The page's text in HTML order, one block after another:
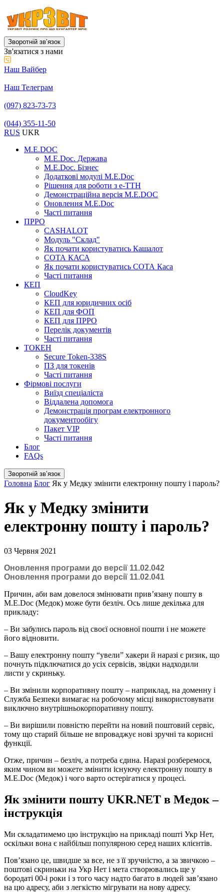
Зворотній звʼязок
Зв'язатися з нами
Наш Вайбер
Наш Телеграм
(097) 823-73-73
(044) 355-11-50
RUS UKR
M.E.DOC
M.E.Doc. Держава
M.E.Doc. Бізнес
Додаткові модулі M.E.Doc
Рішення для роботи з е-ТТН
Демонстраційна версія M.E.DOC
Оновлення M.E.Doc
Часті питання
ПРРО
CASHALOT
Модуль "Склад"
Як почати користуватись Кашалот
СОТА КАСА
Як почати користуватись СОТА Каса
Часті питання
КЕП
CloudKey
КЕП для юридичних осіб
КЕП для ФОП
КЕП для ПРРО
Перелік документів
Часті питання
ТОКЕН
Secure Token-338S
ПЗ для токенів
Часті питання
Фірмові послуги
Виїзд спеціаліста
Віддалена допомога
Демонстрація програм електронного
документообігу
Пакет VIP
Часті питання
Блог
FAQs
Зворотній звʼязок
Головна Блог Як у Медку змінити електронну пошту і пароль?
Як у Медку змінити
електронну пошту і пароль?
03 Червня 2021
Оновлення програми до версії 11.02.042
Оновлення програми до версії 11.02.041
Причин, аби вам довелося змінювати прив’язану пошту в
M.E.Doc (Медок) може бути безліч. Ось лише декілька для
прикладу:
– Ви забулись пароль від своєї основної пошти і не можете
його відновити.
– Вашу електронну пошту “увели” хакери й наразі є ризик, що
почнуть підключатися до усіх сервісів, звідки надходили
листи у скриньку.
– Ви змінили корпоративну пошту – наприклад, на доменну і
Служба Безпеки вимагає на робочому місці використовувати
виключно внутрішньокорпоративну пошту.
– Ви вирішили повністю перейти на новий поштовий сервіс,
тому що старий більше не впроваджує нові зручні та корисні
функції.
Отже, причин – безліч, а потреба єдина. Наразі розберемося,
яким чином ви можете змінити існуючу електронну пошту в
M.E.Doc (Медок) і чого варто остерігатися у процесі.
Як змінити пошту UKR.NET в Медок –
інструкція
Ми складатимемо цю інструкцію на прикладі пошті Укр Нет,
оскільки вона є найбільш популярною серед наших клієнтів.
Пов’язано це, швидше за все, не з її зручністю, а за звичкою –
поштові скриньки на Укр Нет і мета створювались ще у
бородаті 00-і роки і з того часу надто багато в людей зав’язано
на цю адресу, аби з легкістю мігрувати на нову адресу.